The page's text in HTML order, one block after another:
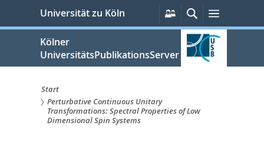
springen
Universität zu Köln
Persönliche
Services
SucheMenü
Kölner
UniversitätsPublikationsServer
Sie
Start
Perturbative Continuous Unitary
Transformations: Spectral Properties of Low
Dimensional Spin Systems